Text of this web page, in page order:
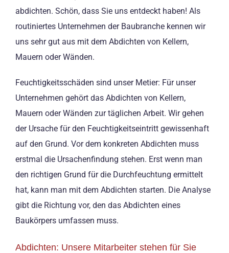
abdichten. Schön, dass Sie uns entdeckt haben! Als
routiniertes Unternehmen der Baubranche kennen wir
uns sehr gut aus mit dem Abdichten von Kellern,
Mauern oder Wänden.
Feuchtigkeitsschäden sind unser Metier: Für unser
Unternehmen gehört das Abdichten von Kellern,
Mauern oder Wänden zur täglichen Arbeit. Wir gehen
der Ursache für den Feuchtigkeitseintritt gewissenhaft
auf den Grund. Vor dem konkreten Abdichten muss
erstmal die Ursachenfindung stehen. Erst wenn man
den richtigen Grund für die Durchfeuchtung ermittelt
hat, kann man mit dem Abdichten starten. Die Analyse
gibt die Richtung vor, den das Abdichten eines
Baukörpers umfassen muss.
Abdichten: Unsere Mitarbeiter stehen für Sie